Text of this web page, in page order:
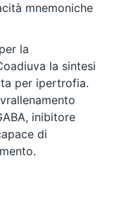
mnemoniche
la
la sintesi
per ipertrofia.
inibitore
di